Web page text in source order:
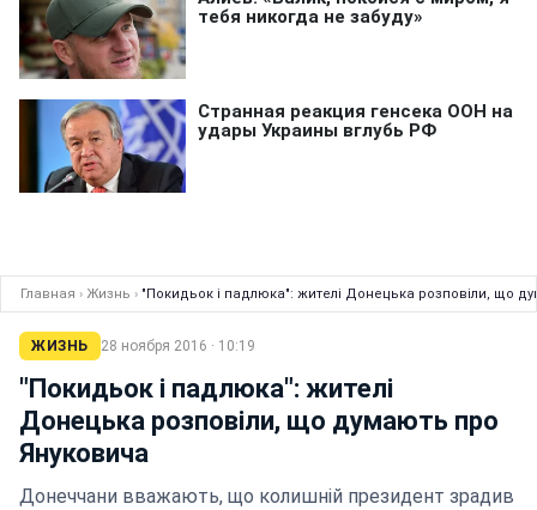
Главная › Жизнь › "Покидьок і падлюка": жителі Донецька розповіли, що
ЖИЗНЬ 28 ноября 2016 · 10:19
"Покидьок і падлюка": жителі
Донецька розповіли, що думають про
Януковича
Донеччани вважають, що колишній президент зрадив